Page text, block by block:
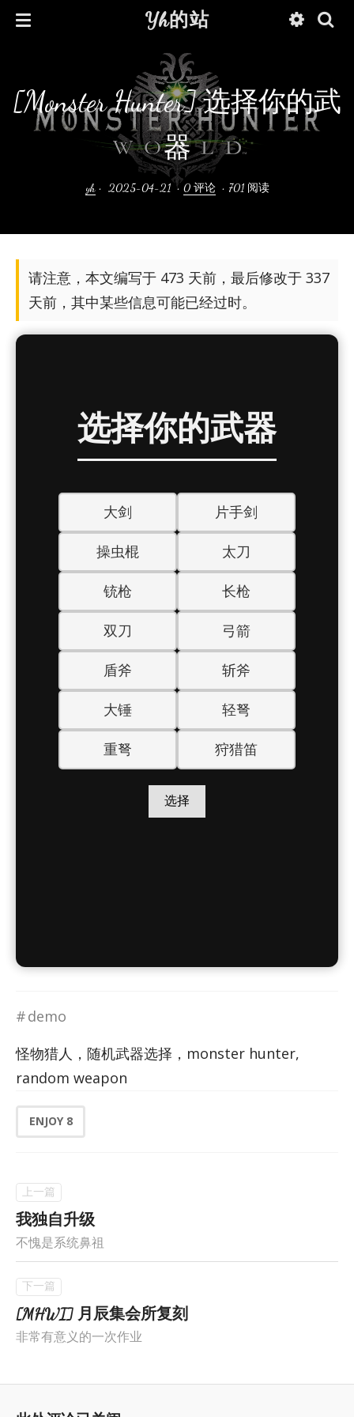
Yh的站
[Monster Hunter] 选择你的武
器
yh• 2025-04-21• 0 评论• 701 阅读
请注意，本文编写于 473 天前，最后修改于 337
天前，其中某些信息可能已经过时。
demo
怪物猎人，随机武器选择，monster hunter,
random weapon
ENJOY 8
我独自升级
不愧是系统鼻祖
[MHWI] 月辰集会所复刻
非常有意义的一次作业